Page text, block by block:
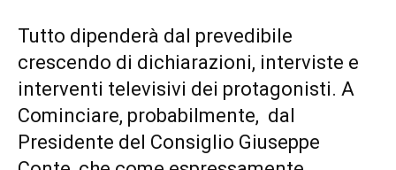
Tutto dipenderà dal prevedibile
crescendo di dichiarazioni, interviste e
interventi televisivi dei protagonisti. A
Cominciare, probabilmente, dal
Presidente del Consiglio Giuseppe